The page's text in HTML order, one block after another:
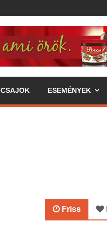
CSAJOK ESEMÉNYEK
Friss